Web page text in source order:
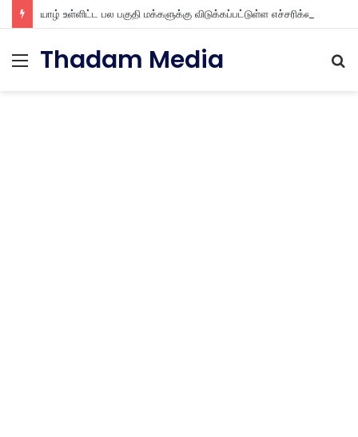
யாழ் உள்ளிட்ட பல பகுதி மக்களுக்கு விடுக்கப்பட்டுள்ள எச்சரிக்கை
Menu
Thadam Media